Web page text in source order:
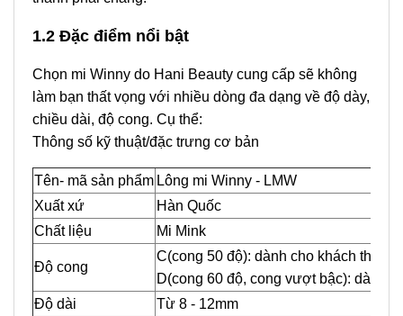
1.2 Đặc điểm nổi bật
Chọn mi Winny do Hani Beauty cung cấp sẽ không
làm bạn thất vọng với nhiều dòng đa dạng về độ dày,
chiều dài, độ cong. Cụ thể:
Thông số kỹ thuật/đặc trưng cơ bản
Tên- mã sản phẩm Lông mi Winny - LMW
Xuất xứ
Hàn Quốc
Chất liệu
Mi Mink
Độ cong
C(cong 50 độ): dành cho khách thích
D(cong 60 độ, cong vượt bậc): dành
Độ dài
Từ 8 - 12mm